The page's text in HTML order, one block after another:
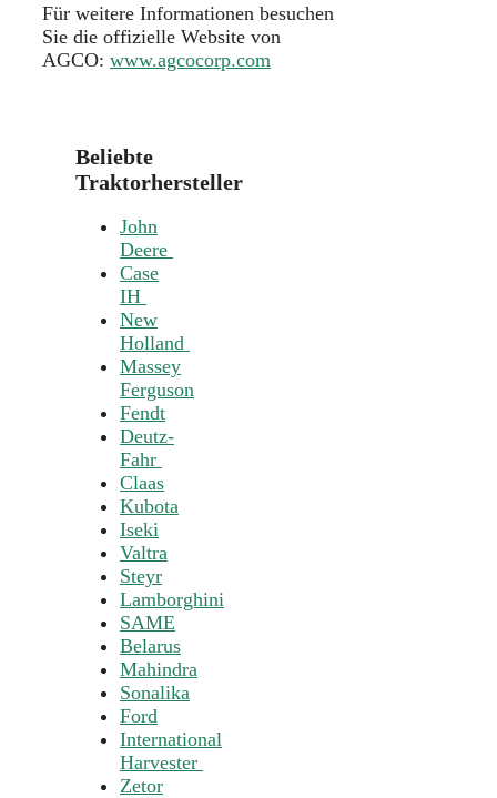
Für weitere Informationen besuchen
Sie die offizielle Website von
AGCO: www.agcocorp.com
Beliebte
Traktorhersteller
John
Deere
Case
IH
New
Holland
Massey
Ferguson
Fendt
Deutz-
Fahr
Claas
Kubota
Iseki
Valtra
Steyr
Lamborghini
SAME
Belarus
Mahindra
Sonalika
Ford
International
Harvester
Zetor